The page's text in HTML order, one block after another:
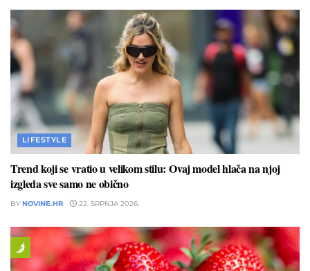
LIFESTYLE
Trend koji se vratio u velikom stilu: Ovaj model hlača na njoj
izgleda sve samo ne obično
BY NOVINE.HR 22. SRPNJA 2026.